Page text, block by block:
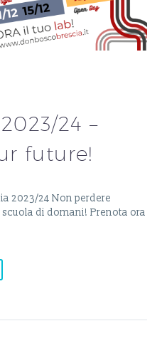
24 –
future!
2023/24 Non perdere
di domani! Prenota ora